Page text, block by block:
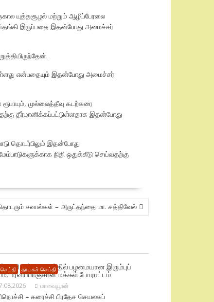
யுத்தசூழல் மற்றும் ஆழிப்பேரலை
இருப்பதை இதன்போது அமைச்சர்
என்பதையும் இதன்போது அமைச்சர்
முல்லைத்தீவு கடற்கரை
தீர்மானிக்கப்பட்டுள்ளதாக இதன்போது
தொடர்பிலும் இதன்போது
நிதி ஒதுக்கீடு செய்வதற்கு
தொடரும் சவால்கள் – அருட்தந்தை மா. சத்திவேல்
தாயகச் செய்தி
விழும் அபாயத்தில் பழமையான இரும்புப்
பரவிப்பாஞ்சான் மக்கள் போராட்டம்
மாவையூரன்
– கரைச்சி பிரதேச செயலகப்